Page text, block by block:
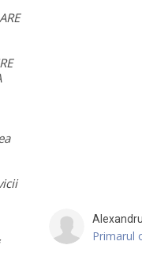
Alexandru
Primarul